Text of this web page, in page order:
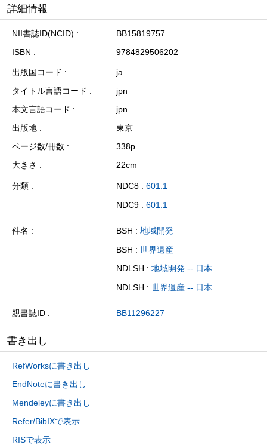
詳細情報
NII書誌ID(NCID)
BB15819757
ISBN
9784829506202
出版国コード
ja
タイトル言語コード
jpn
本文言語コード
jpn
出版地
東京
ページ数/冊数
338p
大きさ
22cm
分類 NDC8 : 601.1
NDC9 : 601.1
件名 BSH : 地域開発
BSH : 世界遺産
NDLSH : 地域開発 -- 日本
NDLSH : 世界遺産 -- 日本
親書誌ID BB11296227
書き出し
RefWorksに書き出し
EndNoteに書き出し
Mendeleyに書き出し
Refer/BibIXで表示
RISで表示